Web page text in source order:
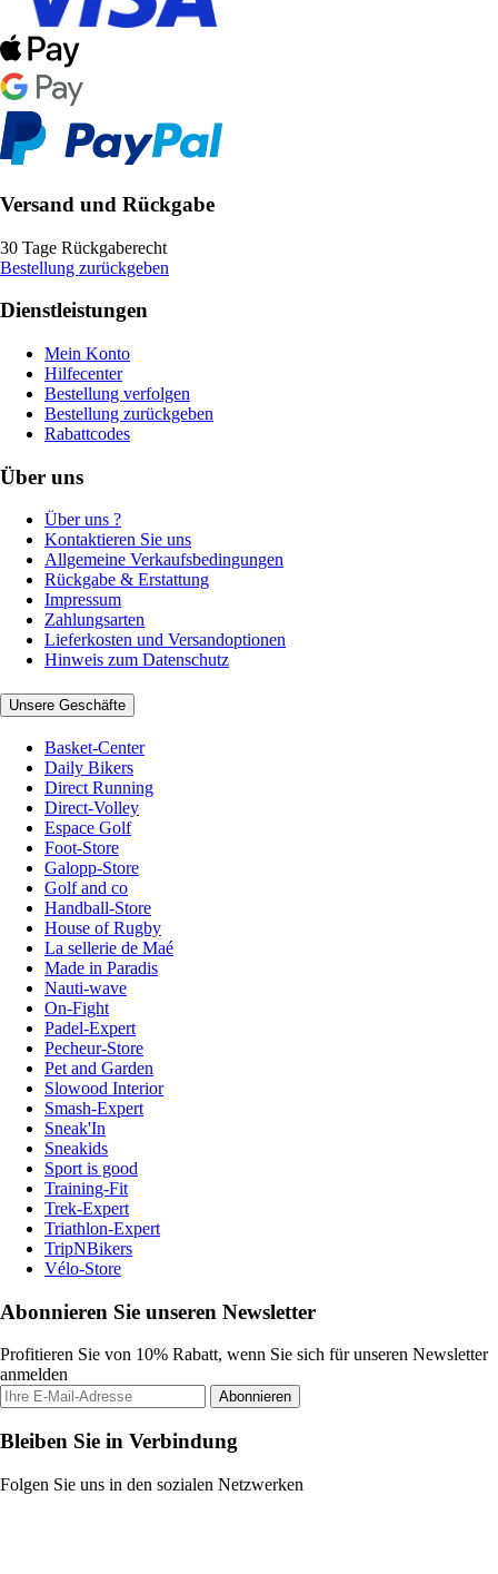
Versand und Rückgabe
30 Tage Rückgaberecht
Bestellung zurückgeben
Dienstleistungen
Mein Konto
Hilfecenter
Bestellung verfolgen
Bestellung zurückgeben
Rabattcodes
Über uns
Über uns ?
Kontaktieren Sie uns
Allgemeine Verkaufsbedingungen
Rückgabe & Erstattung
Impressum
Zahlungsarten
Lieferkosten und Versandoptionen
Hinweis zum Datenschutz
Unsere Geschäfte
Basket-Center
Daily Bikers
Direct Running
Direct-Volley
Espace Golf
Foot-Store
Galopp-Store
Golf and co
Handball-Store
House of Rugby
La sellerie de Maé
Made in Paradis
Nauti-wave
On-Fight
Padel-Expert
Pecheur-Store
Pet and Garden
Slowood Interior
Smash-Expert
Sneak'In
Sneakids
Sport is good
Training-Fit
Trek-Expert
Triathlon-Expert
TripNBikers
Vélo-Store
Abonnieren Sie unseren Newsletter
Profitieren Sie von 10% Rabatt, wenn Sie sich für unseren Newsletter
anmelden
Abonnieren
Bleiben Sie in Verbindung
Folgen Sie uns in den sozialen Netzwerken